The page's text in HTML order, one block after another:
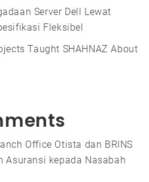
Server Dell Lewat
Fleksibel
Taught SHAHNAZ About
Office Otista dan BRINS
Asuransi kepada Nasabah